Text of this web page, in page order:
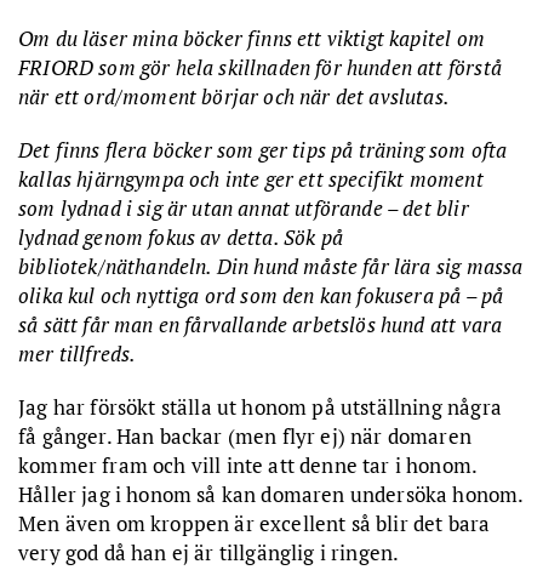
Om du läser mina böcker finns ett viktigt kapitel om
FRIORD som gör hela skillnaden för hunden att förstå
när ett ord/moment börjar och när det avslutas.
Det finns flera böcker som ger tips på träning som ofta
kallas hjärngympa och inte ger ett specifikt moment
som lydnad i sig är utan annat utförande – det blir
lydnad genom fokus av detta. Sök på
bibliotek/näthandeln. Din hund måste får lära sig massa
olika kul och nyttiga ord som den kan fokusera på – på
så sätt får man en fårvallande arbetslös hund att vara
mer tillfreds.
Jag har försökt ställa ut honom på utställning några
få gånger. Han backar (men flyr ej) när domaren
kommer fram och vill inte att denne tar i honom.
Håller jag i honom så kan domaren undersöka honom.
Men även om kroppen är excellent så blir det bara
very god då han ej är tillgänglig i ringen.